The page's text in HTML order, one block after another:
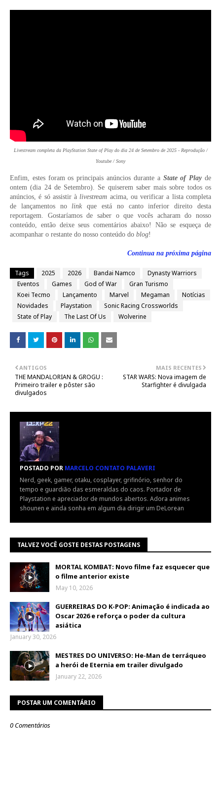
Livestream completa da PlayStation State of Play do dia 24 de Setembro de 2025 - Reprodução /
Youtube / Sony
Enfim, estes foram os principais anúncios durante a State of Playde
ontem (dia 24 de Setembro). Se quiserem saber mais sobre todos os
anúncios, é só assistir àlivestream acima, ou verificar a lista completa
de lançamentos nolinkque está no canto inferior direito desta
reportagem. Gostaríamos de saber o que vocês acharam do nosso
conteúdo, então deixe seus comentários abaixo! Não se esqueça de
acompanhar o restante do nosso conteúdo do blog!
Continua na próxima página
Tags 2025 2026 Bandai Namco
Dynasty Warriors
Eventos
Games God of War
Gran Turismo
Koei Tecmo
Lançamento Marvel Megaman
Notícias
Novidades
Playstation
Sonic Racing Crossworlds
State of Play
The Last Of Us Wolverine
MAIS RECENTES
STAR WARS: Nova imagem de
Starfighter é divulgada
ANTIGOS
THE MANDALORIAN & GROGU :
Primeiro trailer e pôster são
divulgados
POSTADO POR MARCELO CONTATO PALAVERI
Nerd, geek, gamer, otaku, cosplayer, grifinório, senhor do
tempo e guardião das esmeraldas do caos. Portador de
Playstation e apreciador de mundos abertos. Adora animes
shounen e ainda sonha em algum dia dirigir um DeLorean
TALVEZ VOCÊ GOSTE DESTAS POSTAGENS
MORTAL KOMBAT: Novo filme faz esquecer que
o filme anterior existe
May 10, 2026
GUERREIRAS DO K-POP: Animação é indicada ao
Oscar 2026 e reforça o poder da cultura
asiática
January 30, 2026
MESTRES DO UNIVERSO: He-Man de terráqueo
a herói de Eternia em trailer divulgado
January 22, 2026
POSTAR UM COMENTÁRIO
0 Comentários